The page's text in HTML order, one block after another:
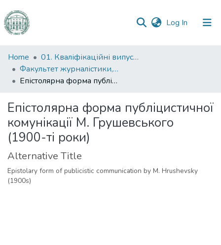
Log In (current)
Communities
&
Collections
Statistics
Home
01. Кваліфікаційні випускні роботи здобувачів вищої освіти
Факультет журналістики, реклами та видавничої справи
Епістолярна форма публіцистичної комунікації М. Грушевського (1900-ті роки)
Епістолярна форма публіцистичної
комунікації М. Грушевського
(1900-ті роки)
Alternative Title
Epistolary form of publicistic communication by M. Hrushevsky
(1900s)